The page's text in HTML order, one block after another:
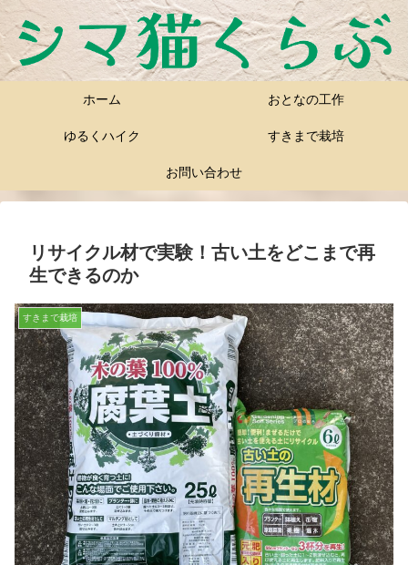
ホーム おとなの工作
ゆるくハイク すきまで栽培
お問い合わせ
リサイクル材で実験！古い土をどこまで再
生できるのか
すきまで栽培